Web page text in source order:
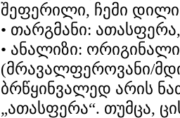
შეფერილი, ჩემი
• თარგმანი:
• ანალიზი:
(მრავალფეროვანი/
ბრწყინვალედ არის
„ათასფერა“. თუმცა,